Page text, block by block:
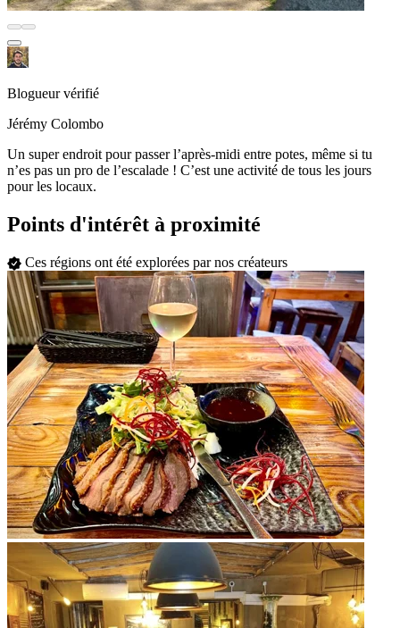
Blogueur vérifié
Jérémy Colombo
Un super endroit pour passer l’après-midi entre potes, même si tu
n’es pas un pro de l’escalade ! C’est une activité de tous les jours
pour les locaux.
Points d'intérêt à proximité
Ces régions ont été explorées par nos créateurs